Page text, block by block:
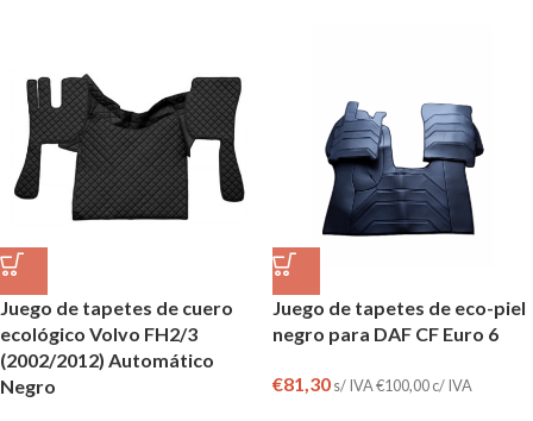
Juego de tapetes de cuero
ecológico Volvo FH2/3
(2002/2012) Automático
Negro
Juego de tapetes de eco-piel
negro para DAF CF Euro 6
€81,30s/ IVA€100,00c/ IVA